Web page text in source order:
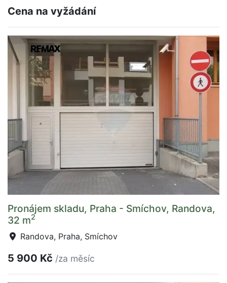
Cena na vyžádání
Pronájem skladu, Praha - Smíchov, Randova,
32 m2
Randova, Praha, Smíchov
5 900 Kč /za měsíc